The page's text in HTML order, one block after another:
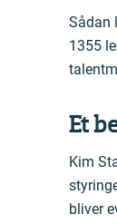
Sådan
1355
Et
Kim
bliver